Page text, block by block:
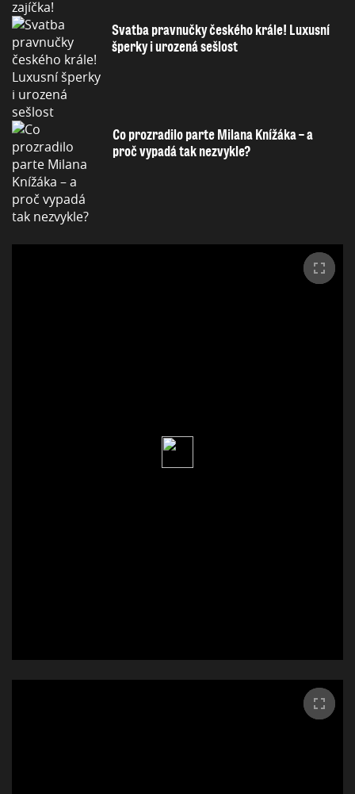
Svatba pravnučky českého krále! Luxusní
šperky i urozená sešlost
Co prozradilo parte Milana Knížáka – a
proč vypadá tak nezvykle?